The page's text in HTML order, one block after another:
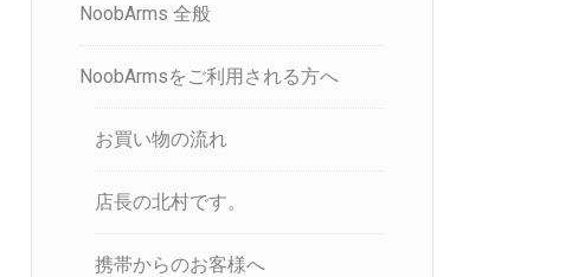
NoobArms 全般
NoobArmsをご利用される方へ
お買い物の流れ
店長の北村です。
携帯からのお客様へ